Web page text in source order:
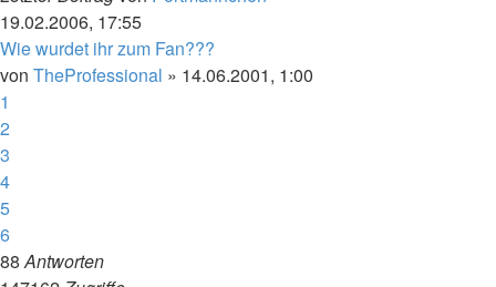
19.02.2006, 17:55
Wie wurdet ihr zum Fan???
von TheProfessional » 14.06.2001, 1:00
1
2
3
4
5
6
88Antworten